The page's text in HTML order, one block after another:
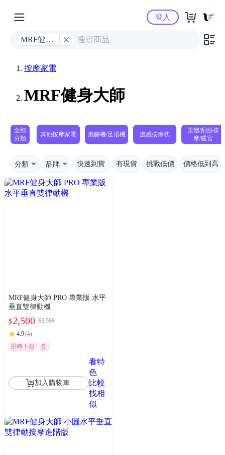
Yahoo購物中心
MRF健身
登入
按摩家電
MRF健身大師
全部
分類
其他按摩家電 泡腳機/足浴機 溫感按摩枕
美體/刮痧按
摩/暖宮
分類 品牌 快速到貨 有現貨 挑戰低價 價格低到高
MRF健身大師 PRO 專業版 ⽔平
垂直雙律動機
$2,500 $2,588
4.9(4)
限時下殺 券
加入購物車
看特
色
比較
找相
似